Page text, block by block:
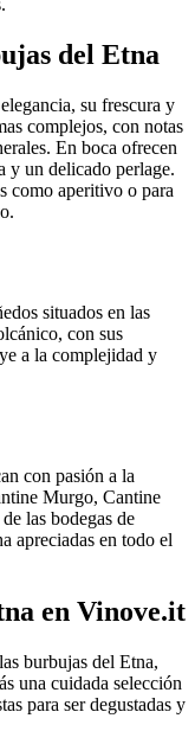
del Etna
su frescura y
complejos, con notas
En boca ofrecen
y un delicado perlage.
como aperitivo o para
situados en las
con sus
a la complejidad y
con pasión a la
Murgo, Cantine
las bodegas de
apreciadas en todo el
en Vinove.it
burbujas del Etna,
una cuidada selección
para ser degustadas y